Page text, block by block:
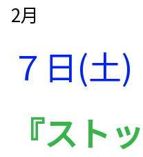
2月
７日(土)
『スト